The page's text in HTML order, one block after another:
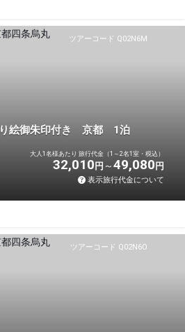
ツアーコード Q02N6M
り絵御朱印付き 京都 1泊
大人1名様あたり 旅行代金（1～2名1室・税込）
32,010 円 49,080 円
表示旅行代金について
ツアーコード Q02N6O